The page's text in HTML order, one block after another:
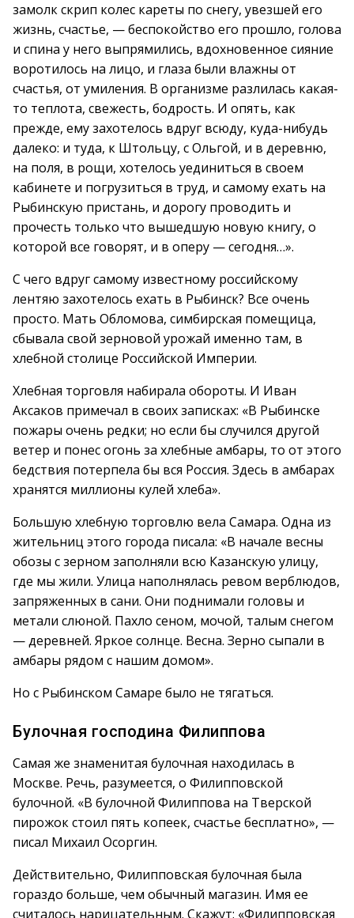
замолк скрип колес кареты по снегу, увезшей его
жизнь, счастье, — беспокойство его прошло, голова
и спина у него выпрямились, вдохновенное сияние
воротилось на лицо, и глаза были влажны от
счастья, от умиления. В организме разлилась какая-
то теплота, свежесть, бодрость. И опять, как
прежде, ему захотелось вдруг всюду, куда-нибудь
далеко: и туда, к Штольцу, с Ольгой, и в деревню,
на поля, в рощи, хотелось уединиться в своем
кабинете и погрузиться в труд, и самому ехать на
Рыбинскую пристань, и дорогу проводить и
прочесть только что вышедшую новую книгу, о
которой все говорят, и в оперу — сегодня…».
С чего вдруг самому известному российскому
лентяю захотелось ехать в Рыбинск? Все очень
просто. Мать Обломова, симбирская помещица,
сбывала свой зерновой урожай именно там, в
хлебной столице Российской Империи.
Хлебная торговля набирала обороты. И Иван
Аксаков примечал в своих записках: «В Рыбинске
пожары очень редки; но если бы случился другой
ветер и понес огонь за хлебные амбары, то от этого
бедствия потерпела бы вся Россия. Здесь в амбарах
хранятся миллионы кулей хлеба».
Большую хлебную торговлю вела Самара. Одна из
жительниц этого города писала: «В начале весны
обозы с зерном заполняли всю Казанскую улицу,
где мы жили. Улица наполнялась ревом верблюдов,
запряженных в сани. Они поднимали головы и
метали слюной. Пахло сеном, мочой, талым снегом
— деревней. Яркое солнце. Весна. Зерно сыпали в
амбары рядом с нашим домом».
Но с Рыбинском Самаре было не тягаться.
Булочная господина Филиппова
Самая же знаменитая булочная находилась в
Москве. Речь, разумеется, о Филипповской
булочной. «В булочной Филиппова на Тверской
пирожок стоил пять копеек, счастье бесплатно», —
писал Михаил Осоргин.
Действительно, Филипповская булочная была
гораздо больше, чем обычный магазин. Имя ее
считалось нарицательным. Скажут: «Филипповская